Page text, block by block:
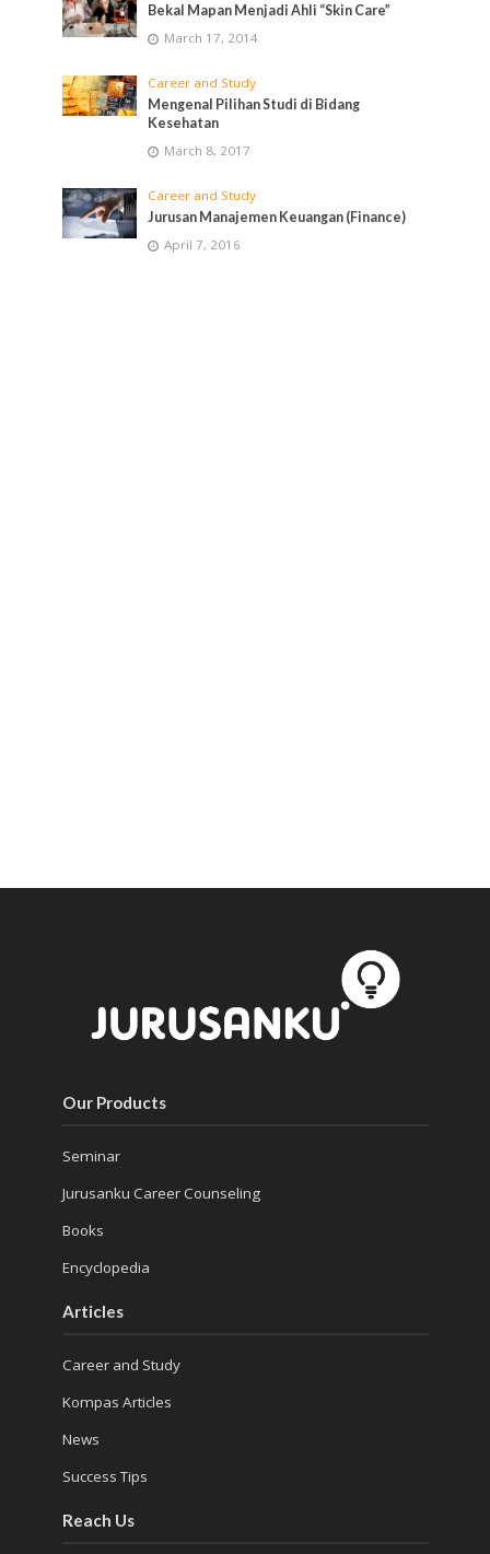
Bekal Mapan Menjadi Ahli “Skin Care”
March 17, 2014
Career and Study
Mengenal Pilihan Studi di Bidang
Kesehatan
March 8, 2017
Career and Study
Jurusan Manajemen Keuangan (Finance)
April 7, 2016
Our Products
Seminar
Jurusanku Career Counseling
Books
Encyclopedia
Articles
Career and Study
Kompas Articles
News
Success Tips
Reach Us